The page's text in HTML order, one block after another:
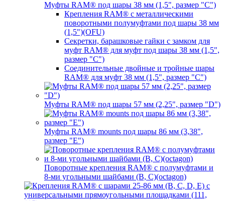
Муфты RAM® под шары 38 мм (1,5", размер "C")
Крепления RAM® с металлическими
поворотными полумуфтами под шары 38 мм
(1,5")(OFU)
Секретки, барашковые гайки с замком для
муфт RAM® для муфт под шары 38 мм (1,5",
размер "C")
Соединительные двойные и тройные шары
RAM® для муфт 38 мм (1,5", размер "C")
Муфты RAM® под шары 57 мм (2,25", размер "D")
Муфты RAM® mounts под шары 86 мм (3,38",
размер "E")
Поворотные крепления RAM® c полумуфтами и
8-ми угольными шайбами (B, C)(octagon)